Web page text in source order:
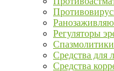
Регуляторы
Спазмолитики
Средства для
Средства